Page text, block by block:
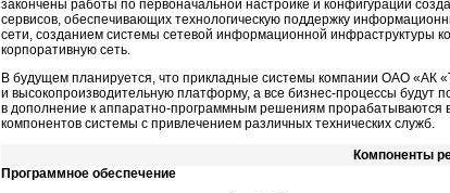
закончены работы по первоначальной настройке и конфигурации
сервисов, обеспечивающих технологическую поддержку
сети, созданием системы сетевой информационной инфраструктуры
корпоративную сеть.
В будущем планируется, что прикладные системы компании ОАО «АК
и высокопроизводительную платформу, а все бизнес-процессы будут
в дополнение к аппаратно-программным решениям прорабатываются
компонентов системы с привлечением различных технических служб.
Компоненты
Программное обеспечение